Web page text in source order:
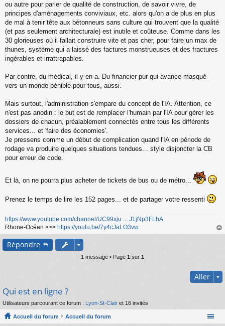
ou autre pour parler de qualité de construction, de savoir vivre, de
principes d'aménagements conviviaux, etc. alors qu'on a de plus en plus
de mal à tenir tête aux bétonneurs sans culture qui trouvent que la qualité
(et pas seulement architecturale) est inutile et coûteuse. Comme dans les
30 glorieuses où il fallait construire vite et pas cher, pour faire un max de
thunes, système qui a laissé des factures monstrueuses et des fractures
ingérables et irrattrapables.
Par contre, du médical, il y en a. Du financier pur qui avance masqué
vers un monde pénible pour tous, aussi.
Mais surtout, l'administration s'empare du concept de l'IA. Attention, ce
n'est pas anodin : le but est de remplacer l'humain par l'IA pour gérer les
dossiers de chacun, préalablement connectés entre tous les différents
services... et 'faire des économies'.
Je pressens comme un début de complication quand l'IA en période de
rodage va produire quelques situations tendues... style disjoncter la CB
pour erreur de code.
Et là, on ne pourra plus acheter de tickets de bus ou de métro...
Prenez le temps de lire les 152 pages... et de partager votre ressenti
https://www.youtube.com/channel/UC99xju ... J1jNp3FLhA
Rhone-Océan >>> https://youtu.be/7y4cJaLO3vw
au
Répondre
1 message • Page 1 sur 1
Aller
Qui est en ligne ?
Utilisateurs parcourant ce forum : Lyon-St-Clair et 16 invités
Accueil du forum Accueil du forum